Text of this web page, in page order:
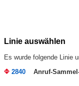
Linie auswählen
Es wurde folgende Linie
2840
Anruf-